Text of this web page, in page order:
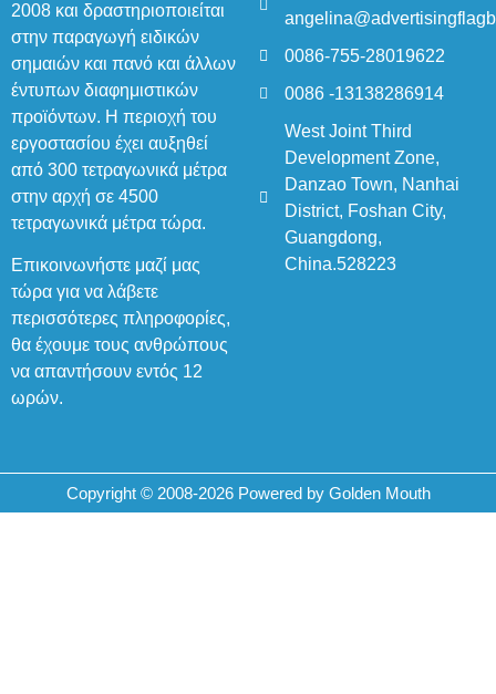
2008 και δραστηριοποιείται
στην παραγωγή ειδικών
σημαιών και πανό και άλλων
έντυπων διαφημιστικών
προϊόντων. Η περιοχή του
εργοστασίου έχει αυξηθεί
από 300 τετραγωνικά μέτρα
στην αρχή σε 4500
τετραγωνικά μέτρα τώρα.
Επικοινωνήστε μαζί μας
τώρα για να λάβετε
περισσότερες πληροφορίες,
θα έχουμε τους ανθρώπους
να απαντήσουν εντός 12
ωρών.
0086-755-28019622
0086 -13138286914
West Joint Third
Development Zone,
Danzao Town, Nanhai
District, Foshan City,
Guangdong,
China.528223
Copyright © 2008-2026 Powered by Golden Mouth